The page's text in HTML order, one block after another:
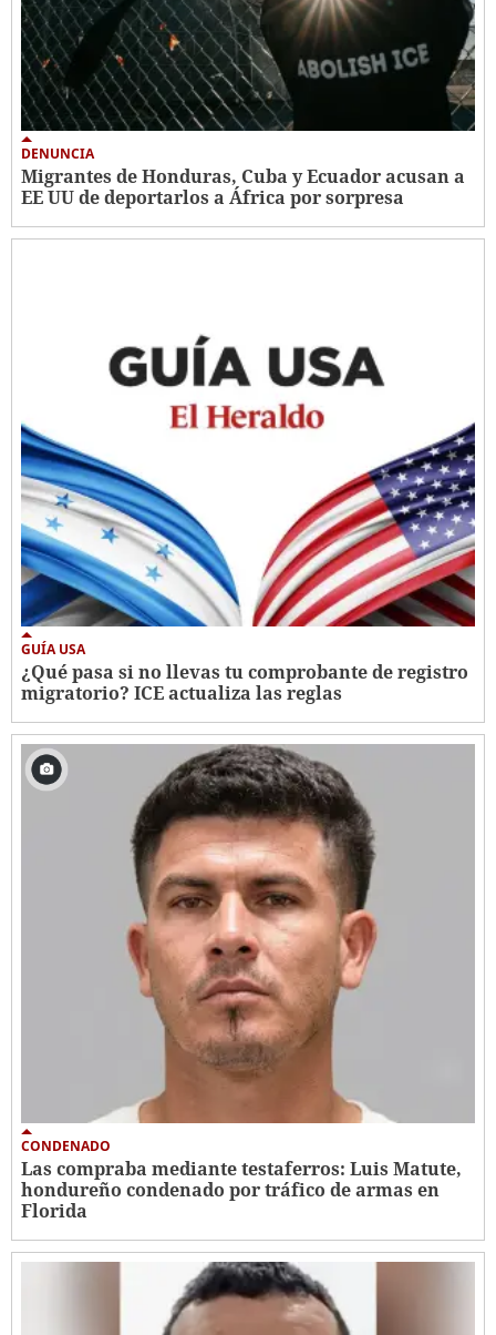
DENUNCIA
Migrantes de Honduras, Cuba y Ecuador acusan a
EE UU de deportarlos a África por sorpresa
GUÍA USA
¿Qué pasa si no llevas tu comprobante de registro
migratorio? ICE actualiza las reglas
CONDENADO
Las compraba mediante testaferros: Luis Matute,
hondureño condenado por tráfico de armas en
Florida